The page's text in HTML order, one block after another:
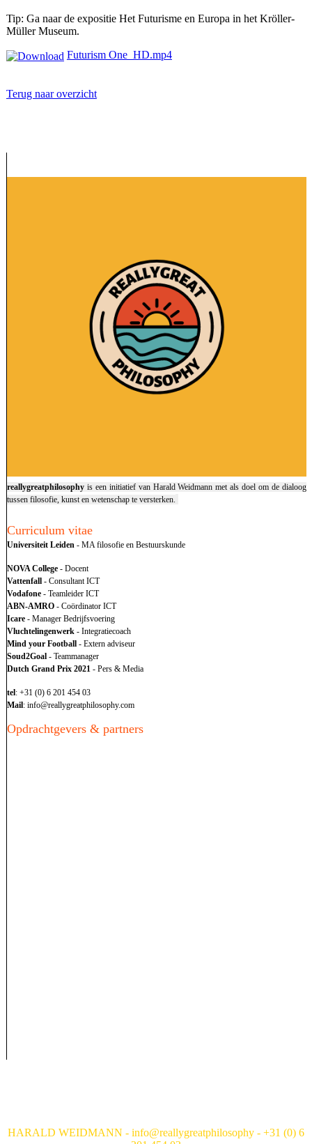
Tip: Ga naar de expositie Het Futurisme en Europa in het Kröller-
Müller Museum.
Futurism One_HD.mp4
Terug naar overzicht
reallygreatphilosophyis een initiatief van Harald Weidmann met als doel om de dialoog
tussen filosofie, kunst en wetenschap te versterken.
Curriculum vitae
Universiteit Leiden - MA filosofie en Bestuurskunde
NOVA College- Docent
Vattenfall- Consultant ICT
Vodafone- Teamleider ICT
ABN-AMRO- Coördinator ICT
Icare- Manager Bedrijfsvoering
Vluchtelingenwerk- Integratiecoach
Mind your Football- Extern adviseur
Soud2Goal- Teammanager
Dutch Grand Prix 2021- Pers & Media
tel: +31 (0) 6 201 454 03
Mail: info@reallygreatphilosophy.com
Opdrachtgevers & partners
HARALD WEIDMANN - info@reallygreatphilosophy - +31 (0) 6